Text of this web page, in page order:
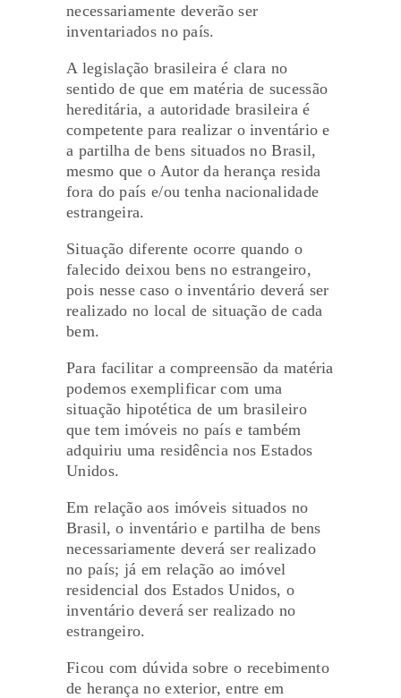
necessariamente deverão ser
inventariados no país.
A legislação brasileira é clara no
sentido de que em matéria de sucessão
hereditária, a autoridade brasileira é
competente para realizar o inventário e
a partilha de bens situados no Brasil,
mesmo que o Autor da herança resida
fora do país e/ou tenha nacionalidade
estrangeira.
Situação diferente ocorre quando o
falecido deixou bens no estrangeiro,
pois nesse caso o inventário deverá ser
realizado no local de situação de cada
bem.
Para facilitar a compreensão da matéria
podemos exemplificar com uma
situação hipotética de um brasileiro
que tem imóveis no país e também
adquiriu uma residência nos Estados
Unidos.
Em relação aos imóveis situados no
Brasil, o inventário e partilha de bens
necessariamente deverá ser realizado
no país; já em relação ao imóvel
residencial dos Estados Unidos, o
inventário deverá ser realizado no
estrangeiro.
Ficou com dúvida sobre o recebimento
de herança no exterior, entre em